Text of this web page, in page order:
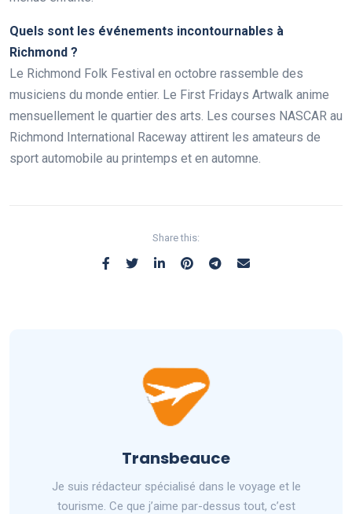
Quels sont les événements incontournables à
Richmond ?
Le Richmond Folk Festival en octobre rassemble des
musiciens du monde entier. Le First Fridays Artwalk anime
mensuellement le quartier des arts. Les courses NASCAR au
Richmond International Raceway attirent les amateurs de
sport automobile au printemps et en automne.
Share this:
Transbeauce
Je suis rédacteur spécialisé dans le voyage et le
tourisme. Ce que j’aime par-dessus tout, c’est